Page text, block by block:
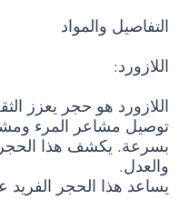
التفاصيل والمواد
اللازورد:
اللازورد هو حجر يعزز
توصيل مشاعر المرء
بسرعة. يكشف هذا الحجر
والعدل.
يساعد هذا الحجر